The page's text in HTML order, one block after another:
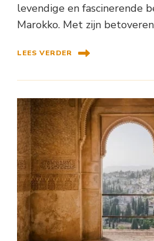
levendige en fascinerende
Marokko. Met zijn
LEES VERDER